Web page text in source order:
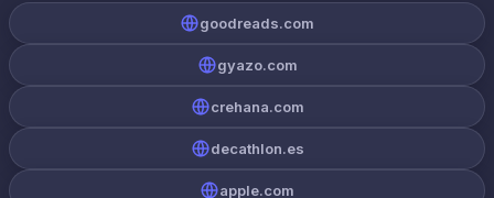
goodreads.com
gyazo.com
crehana.com
decathlon.es
apple.com